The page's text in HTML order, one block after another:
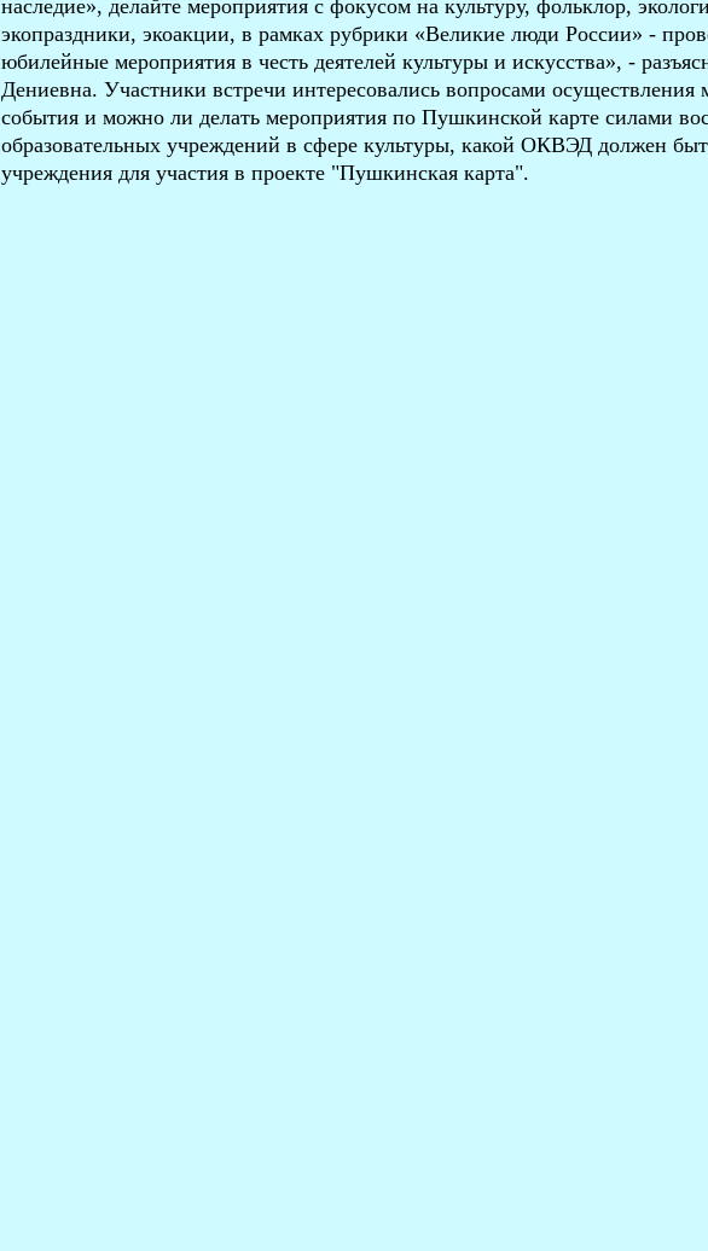
наследие», делайте мероприятия с фокусом на культуру, фольклор,
экопраздники, экоакции, в рамках рубрики «Великие люди России» -
юбилейные мероприятия в честь деятелей культуры и искусства», -
Дениевна. Участники встречи интересовались вопросами осуществления
события и можно ли делать мероприятия по Пушкинской карте силами
образовательных учреждений в сфере культуры, какой ОКВЭД должен
учреждения для участия в проекте "Пушкинская карта".